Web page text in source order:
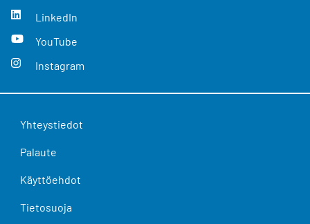
LinkedIn
YouTube
Instagram
Yhteystiedot
Palaute
Käyttöehdot
Tietosuoja